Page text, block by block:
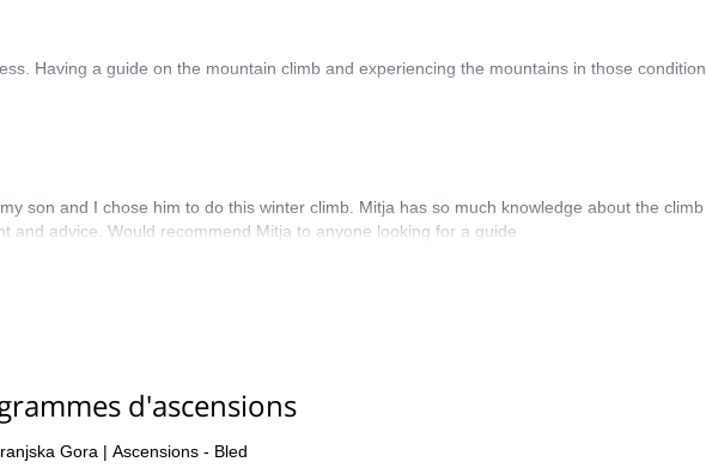
Having a guide on the mountain climb and experiencing the mountains in those
son and I chose him to do this winter climb. Mitja has so much knowledge about the
and advice. Would recommend Mitja to anyone looking for a guide
d'ascensions
Gora | Ascensions - Bled